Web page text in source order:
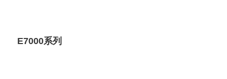
E7000系列